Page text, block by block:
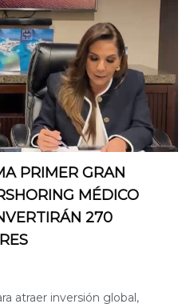
PRIMER GRAN
MÉDICO
270
atraer inversión global,